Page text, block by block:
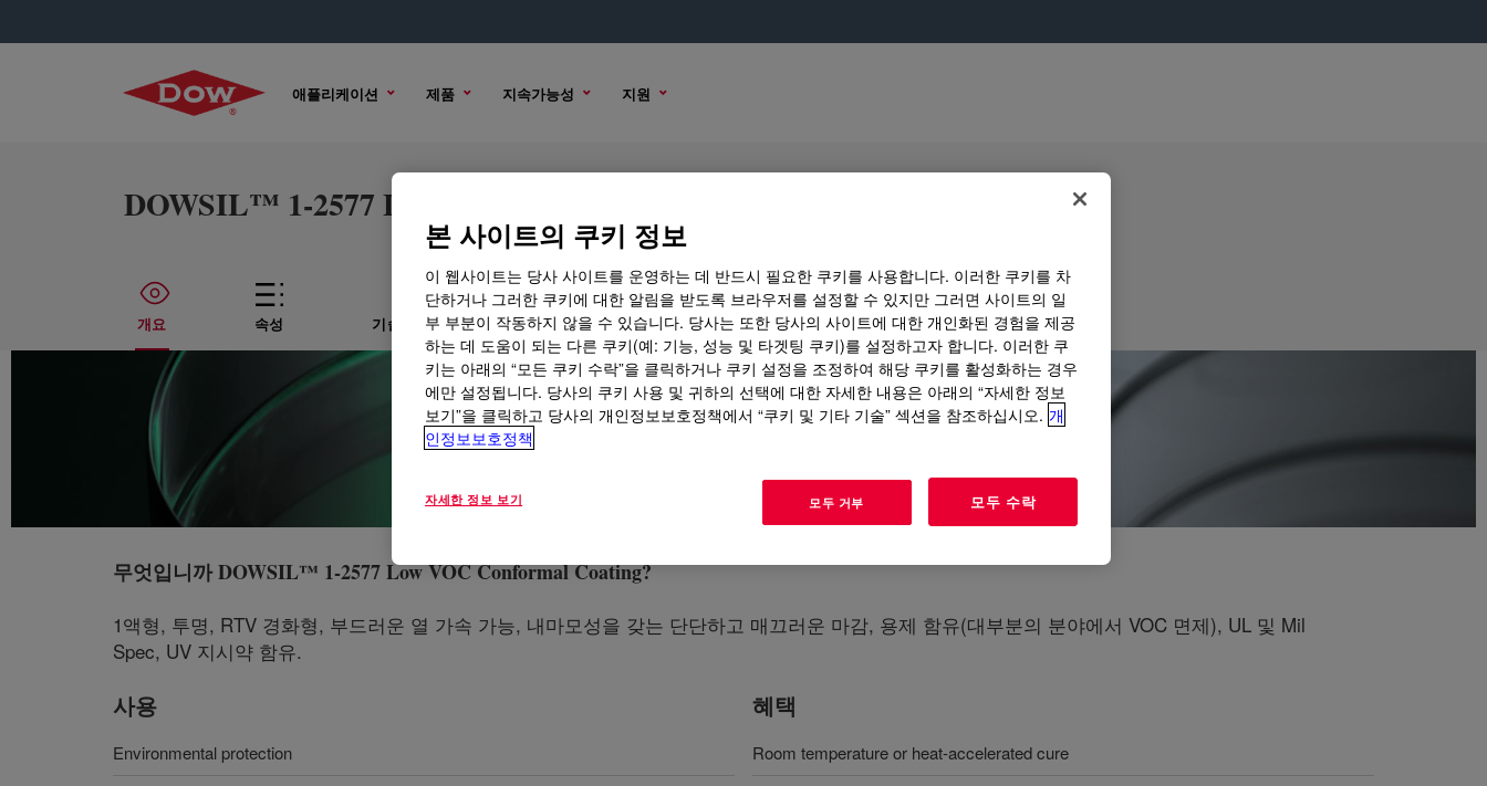
애플리케이션 제품 지속가능성 지원
DOWSIL™ 1-2577 Low VOC Conformal Coating
개요 속성 기술적인 내용 샘플 옵션 구매 옵션
무엇입니까DOWSIL™ 1-2577 Low VOC Conformal Coating?
1액형, 투명, RTV 경화형, 부드러운 열 가속 가능, 내마모성을 갖는 단단하고 매끄러운 마감, 용제 함유(대부분의 분야에서 VOC 면제), UL 및 Mil
Spec, UV 지시약 함유.
사용
Environmental protection
혜택
Room temperature or heat-accelerated cure
본 사이트의 쿠키 정보
이 웹사이트는 당사 사이트를 운영하는 데 반드시 필요한 쿠키를 사용합니다. 이러한 쿠키를 차
단하거나 그러한 쿠키에 대한 알림을 받도록 브라우저를 설정할 수 있지만 그러면 사이트의 일
부 부분이 작동하지 않을 수 있습니다. 당사는 또한 당사의 사이트에 대한 개인화된 경험을 제공
하는 데 도움이 되는 다른 쿠키(예: 기능, 성능 및 타겟팅 쿠키)를 설정하고자 합니다. 이러한 쿠
키는 아래의 “모든 쿠키 수락”을 클릭하거나 쿠키 설정을 조정하여 해당 쿠키를 활성화하는 경우
에만 설정됩니다. 당사의 쿠키 사용 및 귀하의 선택에 대한 자세한 내용은 아래의 “자세한 정보
보기”을 클릭하고 당사의 개인정보보호정책에서 “쿠키 및 기타 기술” 섹션을 참조하십시오. 개
인정보보호정책
자세한 정보 보기 모두 거부 모두 수락